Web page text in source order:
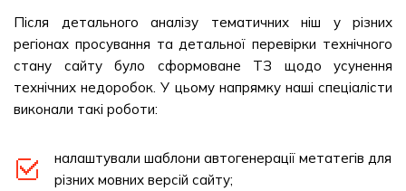
Після детального аналізу тематичних ніш у різних
регіонах просування та детальної перевірки технічного
стану сайту було сформоване ТЗ щодо усунення
технічних недоробок. У цьому напрямку наші спеціалісти
виконали такі роботи:
налаштували шаблони автогенерації метатегів для
різних мовних версій сайту;